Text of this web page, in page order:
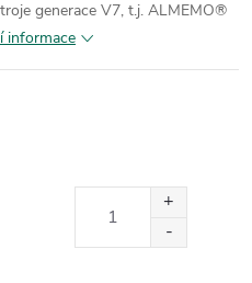
generace V7, t.j. ALMEMO®
informace